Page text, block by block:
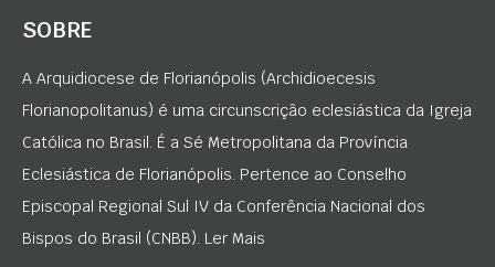
SOBRE
A Arquidiocese de Florianópolis (Archidioecesis
Florianopolitanus) é uma circunscrição eclesiástica da Igreja
Católica no Brasil. É a Sé Metropolitana da Província
Eclesiástica de Florianópolis. Pertence ao Conselho
Episcopal Regional Sul IV da Conferência Nacional dos
Bispos do Brasil (CNBB). Ler Mais